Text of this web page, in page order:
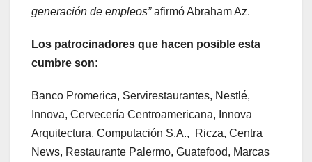
generación de empleos”afirmó Abraham Az.
Los patrocinadores que hacen posible esta
cumbre son:
Banco Promerica, Servirestaurantes, Nestlé,
Innova, Cervecería Centroamericana, Innova
Arquitectura, Computación S.A., Ricza, Centra
News, Restaurante Palermo, Guatefood, Marcas